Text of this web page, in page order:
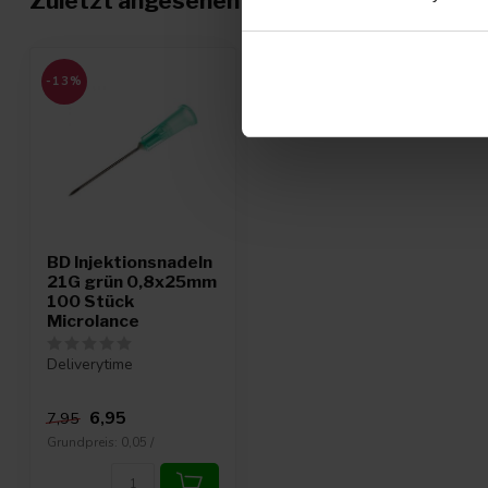
-13%
BD Injektionsnadeln
21G grün 0,8x25mm
100 Stück
Microlance
Deliverytime
7,95 6,95
Grundpreis: 0,05 /